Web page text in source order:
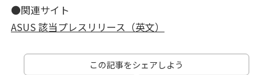
●関連サイト
ASUS 該当プレスリリース（英文）
この記事をシェアしよう